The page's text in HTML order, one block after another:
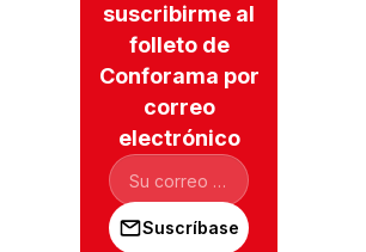
suscribirme al
folleto de
Conforama por
correo
electrónico
Suscríbase